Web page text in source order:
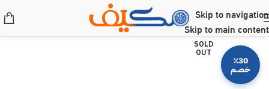
Skip to navigation
Skip to main content
SOLD
OUT
٪30
خصم